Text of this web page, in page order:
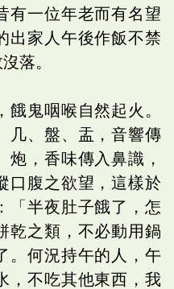
有一位年老而有名望
出家人午後作飯不禁
落。
鬼咽喉自然起火。
几、盤、盂，音響傳
炮，香味傳入鼻識，
口腹之欲望，這樣於
「半夜肚子餓了，怎
乾之類，不必動用鍋
。何況持午的人，午
，不吃其他東西，我